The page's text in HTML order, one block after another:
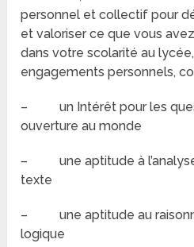
personnel et collectif pour
et valoriser ce que vous
dans votre scolarité au
engagements personnels,
– un Intérêt pour les
ouverture au monde
– une aptitude à l’analyse
texte
– une aptitude au
logique